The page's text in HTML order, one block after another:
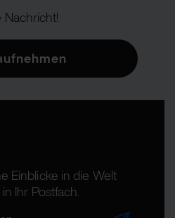
Einblicke in die Welt
Ihr Postfach.